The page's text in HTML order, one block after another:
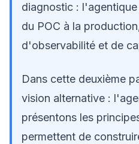
diagnostic :
du POC à la
d'observabilité et de
Dans cette deuxième
vision alternative :
présentons les
permettent de